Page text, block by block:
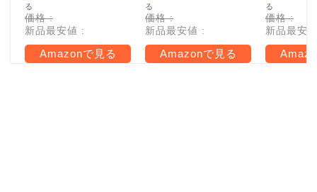
る
価格 :
新品最安値 :
Amazonで見る
ド版
る
価格 :
新品最安値 :
Amazonで見る
る
価格 :
新品最安